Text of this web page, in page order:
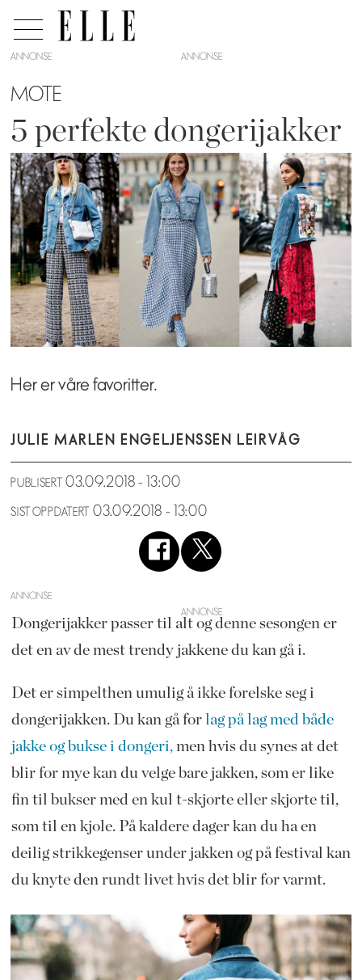
ANNONSE
MOTE
5 perfekte dongerijakker
Her er våre favoritter.
JULIE MARLEN ENGELJENSSEN LEIRVÅG
PUBLISERT 03.09.2018 - 13:00
SIST OPPDATERT 03.09.2018 - 13:00
ANNONSE
Dongerijakker passer til alt og denne sesongen er
det en av de mest trendy jakkene du kan gå i.
Det er simpelthen umulig å ikke forelske seg i
dongerijakken. Du kan gå for lag på lag med både
jakke og bukse i dongeri, men hvis du synes at det
blir for mye kan du velge bare jakken, som er like
fin til bukser med en kul t-skjorte eller skjorte til,
som til en kjole. På kaldere dager kan du ha en
deilig strikkegenser under jakken og på festival kan
du knyte den rundt livet hvis det blir for varmt.